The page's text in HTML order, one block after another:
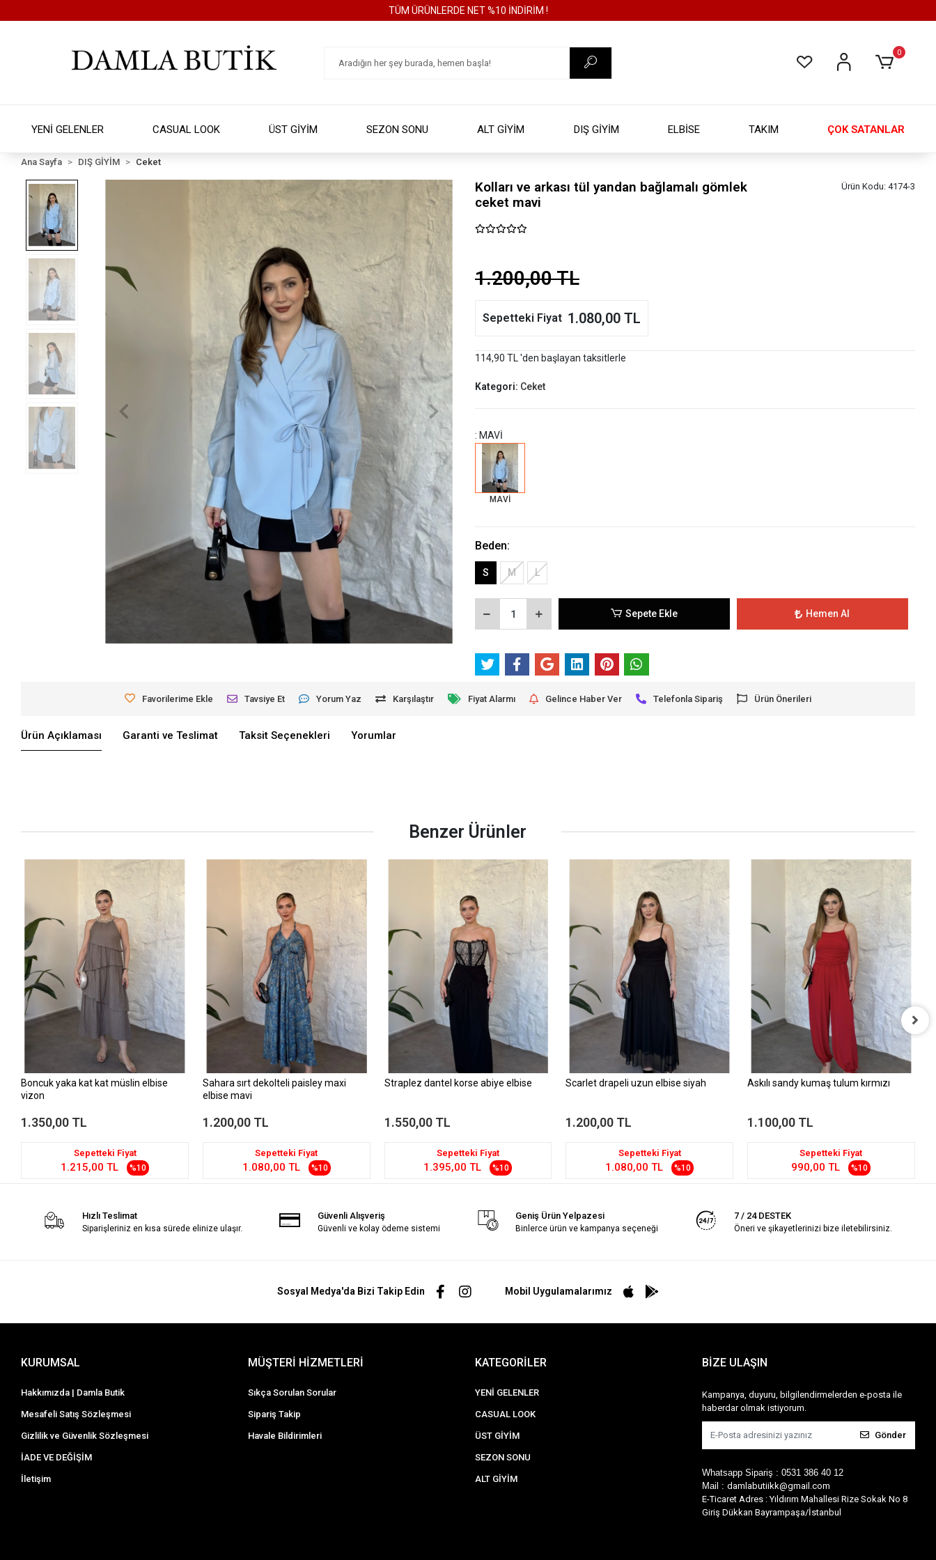
TÜM ÜRÜNLERDE NET %10 İNDİRİM !
0
YENİ GELENLER CASUAL LOOK ÜST GİYİM SEZON SONU ALT GİYİM DIŞ GİYİM ELBİSE TAKIM ÇOK SATANLAR
Ana Sayfa DIŞ GİYİM Ceket
Kolları ve arkası tül yandan bağlamalı gömlek
ceket mavi
Ürün Kodu: 4174-3
1.200,00 TL
Sepetteki Fiyat 1.080,00 TL
114,90 TL 'den başlayan taksitlerle
Kategori: Ceket
: MAVİ
MAVİ
Beden:
S M L
Sepete Ekle Hemen Al
Favorilerime Ekle Tavsiye Et Yorum Yaz Karşılaştır Fiyat Alarmı Gelince Haber Ver Telefonla Sipariş Ürün Önerileri
Ürün Açıklaması Garanti ve Teslimat Taksit Seçenekleri Yorumlar
Benzer Ürünler
Boncuk yaka kat kat müslin elbise
vizon
1.350,00 TL
Sepetteki Fiyat
1.215,00 TL %10
Sahara sırt dekolteli paisley maxi
elbise mavi
1.200,00 TL
Sepetteki Fiyat
1.080,00 TL %10
Straplez dantel korse abiye elbise
1.550,00 TL
Sepetteki Fiyat
1.395,00 TL %10
Scarlet drapeli uzun elbise siyah
1.200,00 TL
Sepetteki Fiyat
1.080,00 TL %10
Askılı sandy kumaş tulum kırmızı
1.100,00 TL
Sepetteki Fiyat
990,00 TL %10
Hızlı Teslimat
Siparişleriniz en kısa sürede elinize ulaşır.
Güvenli Alışveriş
Güvenli ve kolay ödeme sistemi
Geniş Ürün Yelpazesi
Binlerce ürün ve kampanya seçeneği
7 / 24 DESTEK
Öneri ve şikayetlerinizi bize iletebilirsiniz.
Sosyal Medya'da Bizi Takip Edin Mobil Uygulamalarımız
KURUMSAL
Hakkımızda | Damla Butik
Mesafeli Satış Sözleşmesi
Gizlilik ve Güvenlik Sözleşmesi
İADE VE DEĞİŞİM
İletişim
MÜŞTERİ HİZMETLERİ
Sıkça Sorulan Sorular
Sipariş Takip
Havale Bildirimleri
KATEGORİLER
YENİ GELENLER
CASUAL LOOK
ÜST GİYİM
SEZON SONU
ALT GİYİM
BİZE ULAŞIN
Kampanya, duyuru, bilgilendirmelerden e-posta ile
haberdar olmak istiyorum.
Gönder
Whatsapp Sipariş : 0531 386 40 12
Mail : damlabutiikk@gmail.com
E-Ticaret Adres : Yıldırım Mahallesi Rize Sokak No 8
Giriş Dükkan Bayrampaşa/İstanbul